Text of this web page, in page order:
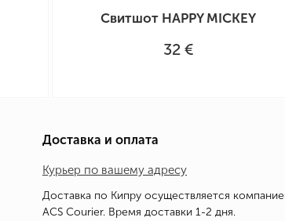
Свитшот HAPPY MICKEY
32 €
Доставка и оплата
Курьер по вашему адресу
Доставка по Кипру осуществляется
ACS Courier. Время доставки 1-2 дня.